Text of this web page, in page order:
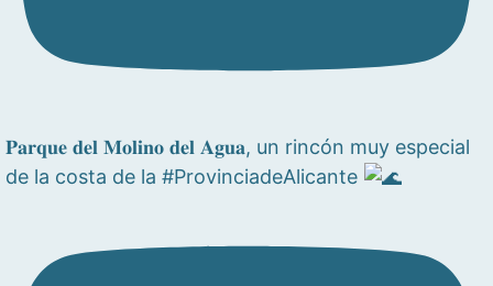
𝐏𝐚𝐫𝐪𝐮𝐞 𝐝𝐞𝐥 𝐌𝐨𝐥𝐢𝐧𝐨 𝐝𝐞𝐥 𝐀𝐠𝐮𝐚, un rincón muy especial
de la costa de la #ProvinciadeAlicante